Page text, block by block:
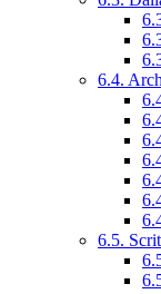
6.4.
6.5.